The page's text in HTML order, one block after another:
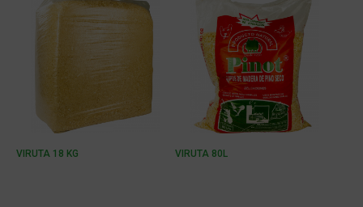
VIRUTA 18 KG VIRUTA 80L